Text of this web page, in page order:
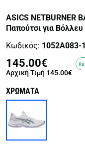
ASICS NETBURNER
Παπούτσι για Βόλλευ
Κωδικός: 1052A083-
145.00€
Αρχική Τιμή 145.00€
ΧΡΩΜΑΤΑ